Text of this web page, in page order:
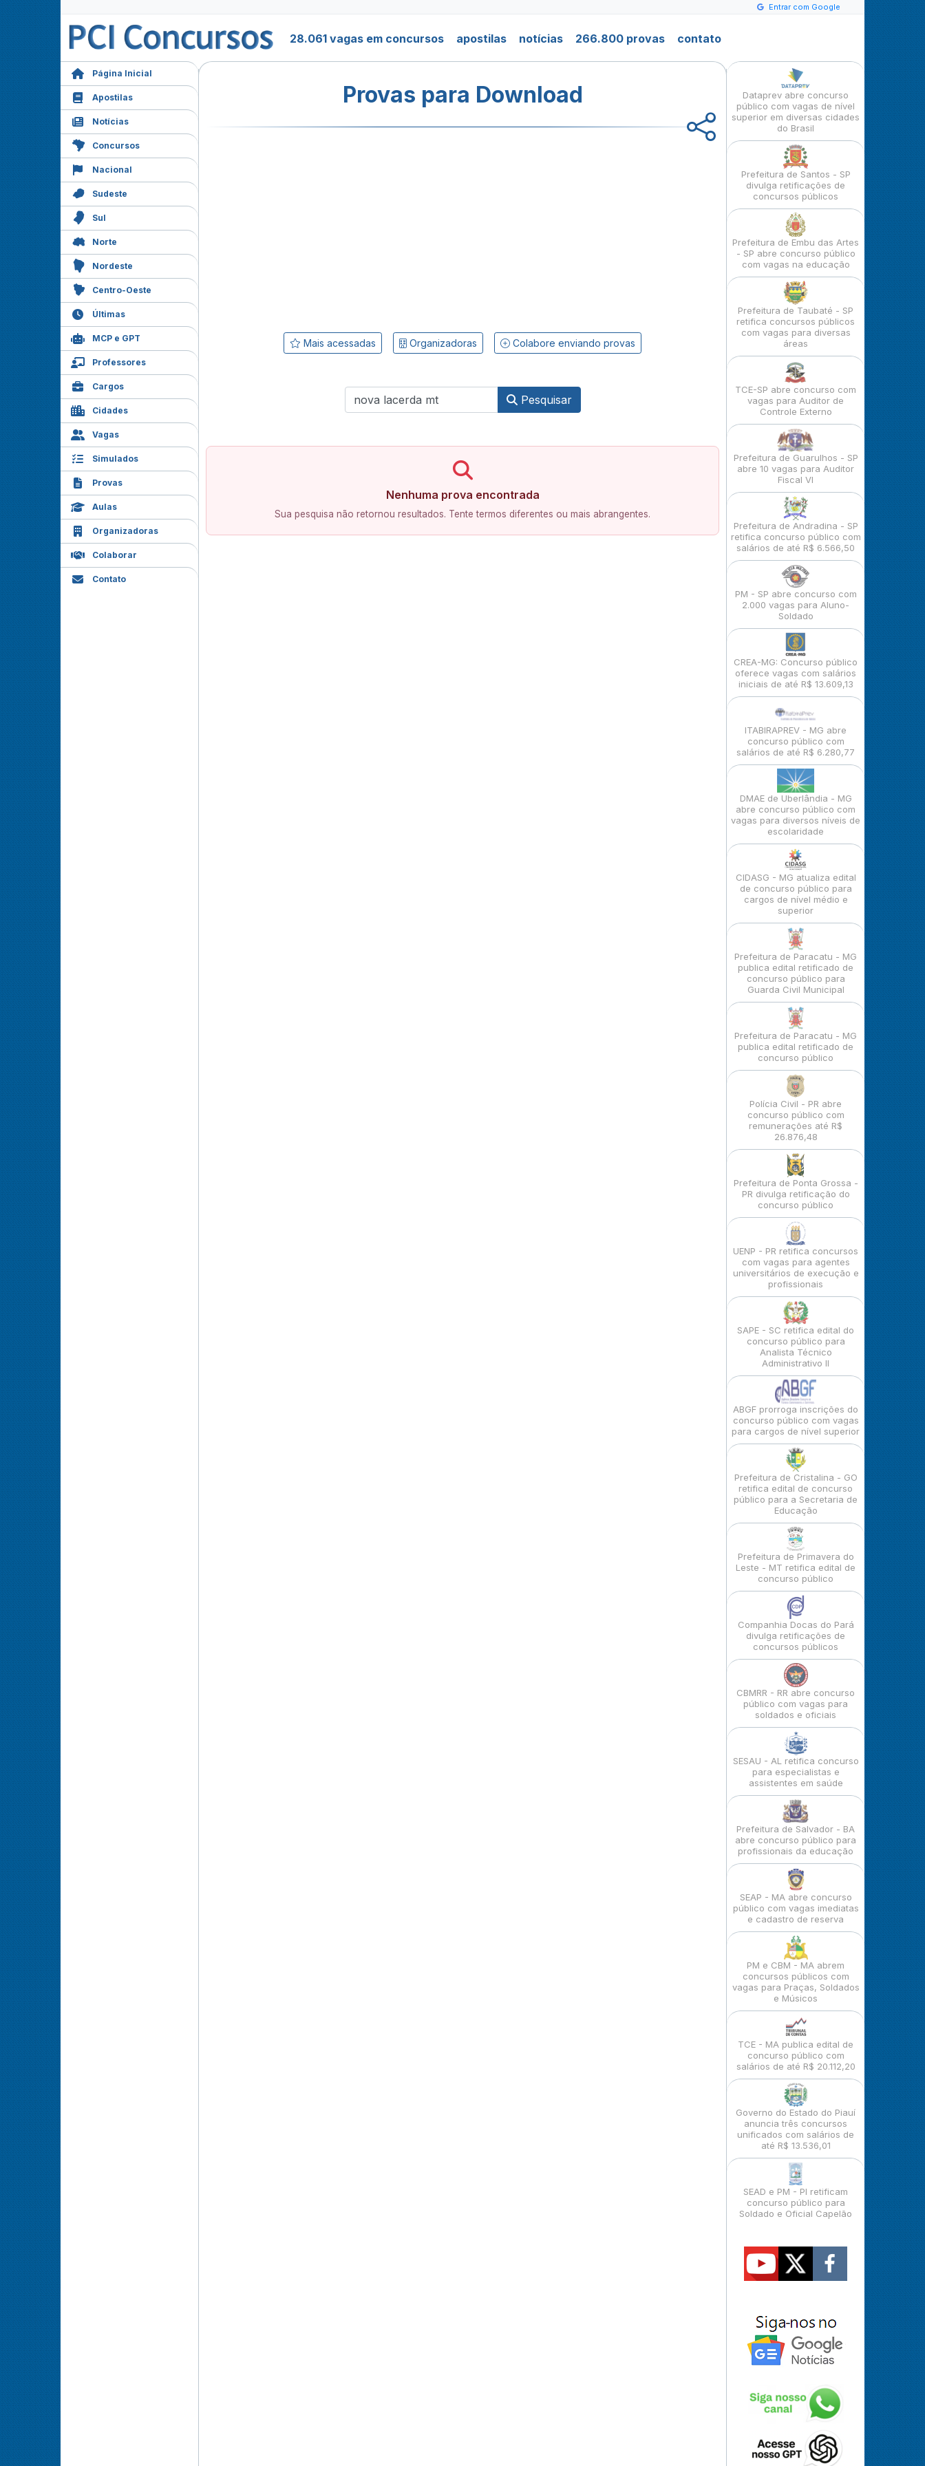
Entrar com Google
28.061 vagas em concursos apostilas notícias 266.800 provas contato
Página Inicial
Apostilas
Notícias
Concursos
Nacional
Sudeste
Sul
Norte
Nordeste
Centro-Oeste
Últimas
MCP e GPT
Professores
Cargos
Cidades
Vagas
Simulados
Provas
Aulas
Organizadoras
Colaborar
Contato
Provas para Download
Mais acessadas Organizadoras Colabore enviando provas
Pesquisar
Nenhuma prova encontrada
Sua pesquisa não retornou resultados. Tente termos diferentes ou mais abrangentes.
Dataprev abre concurso
público com vagas de nível
superior em diversas cidades
do Brasil
Prefeitura de Santos - SP
divulga retificações de
concursos públicos
Prefeitura de Embu das Artes
- SP abre concurso público
com vagas na educação
Prefeitura de Taubaté - SP
retifica concursos públicos
com vagas para diversas
áreas
TCE-SP abre concurso com
vagas para Auditor de
Controle Externo
Prefeitura de Guarulhos - SP
abre 10 vagas para Auditor
Fiscal VI
Prefeitura de Andradina - SP
retifica concurso público com
salários de até R$ 6.566,50
PM - SP abre concurso com
2.000 vagas para Aluno-
Soldado
CREA-MG: Concurso público
oferece vagas com salários
iniciais de até R$ 13.609,13
ITABIRAPREV - MG abre
concurso público com
salários de até R$ 6.280,77
DMAE de Uberlândia - MG
abre concurso público com
vagas para diversos níveis de
escolaridade
CIDASG - MG atualiza edital
de concurso público para
cargos de nível médio e
superior
Prefeitura de Paracatu - MG
publica edital retificado de
concurso público para
Guarda Civil Municipal
Prefeitura de Paracatu - MG
publica edital retificado de
concurso público
Polícia Civil - PR abre
concurso público com
remunerações até R$
26.876,48
Prefeitura de Ponta Grossa -
PR divulga retificação do
concurso público
UENP - PR retifica concursos
com vagas para agentes
universitários de execução e
profissionais
SAPE - SC retifica edital do
concurso público para
Analista Técnico
Administrativo II
ABGF prorroga inscrições do
concurso público com vagas
para cargos de nível superior
Prefeitura de Cristalina - GO
retifica edital de concurso
público para a Secretaria de
Educação
Prefeitura de Primavera do
Leste - MT retifica edital de
concurso público
Companhia Docas do Pará
divulga retificações de
concursos públicos
CBMRR - RR abre concurso
público com vagas para
soldados e oficiais
SESAU - AL retifica concurso
para especialistas e
assistentes em saúde
Prefeitura de Salvador - BA
abre concurso público para
profissionais da educação
SEAP - MA abre concurso
público com vagas imediatas
e cadastro de reserva
PM e CBM - MA abrem
concursos públicos com
vagas para Praças, Soldados
e Músicos
TCE - MA publica edital de
concurso público com
salários de até R$ 20.112,20
Governo do Estado do Piauí
anuncia três concursos
unificados com salários de
até R$ 13.536,01
SEAD e PM - PI retificam
concurso público para
Soldado e Oficial Capelão